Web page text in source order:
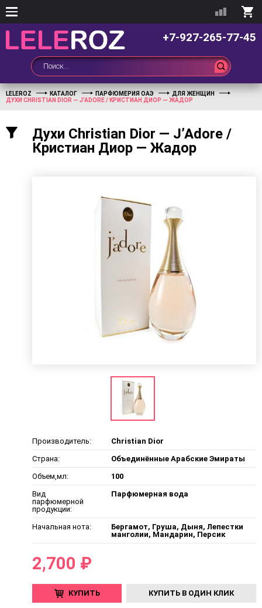
+7-927-265-77-45
LELEROZ КАТАЛОГ ПАРФЮМЕРИЯ ОАЭ
ДЛЯ ЖЕНЩИН
ДУХИ CHRISTIAN DIOR — J’ADORE / КРИСТИАН ДИОР — ЖАДОР
Духи Christian Dior — J’Adore /
Кристиан Диор — Жадор
Производитель:
Christian Dior
Страна:
Объединённые Арабские Эмираты
Объем,мл:
100
Вид
парфюмерной
продукции:
Парфюмерная вода
Начальная нота:
Бергамот, Груша, Дыня, Лепестки
манголии, Мандарин, Персик
2,700 ₽
КУПИТЬ КУПИТЬ В ОДИН КЛИК